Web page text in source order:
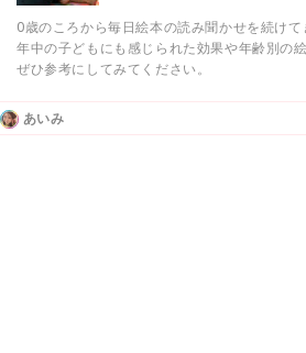
0歳のころから毎日絵本の読み聞かせを続け
年中の子どもにも感じられた効果や年齢別の
ぜひ参考にしてみてください。
あいみ